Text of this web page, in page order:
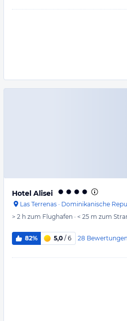
Hotel Alisei
Las Terrenas · Dominikanische
> 2 h zum Flughafen · < 25 m zum
82% 5,0 / 6 28 Bewertungen